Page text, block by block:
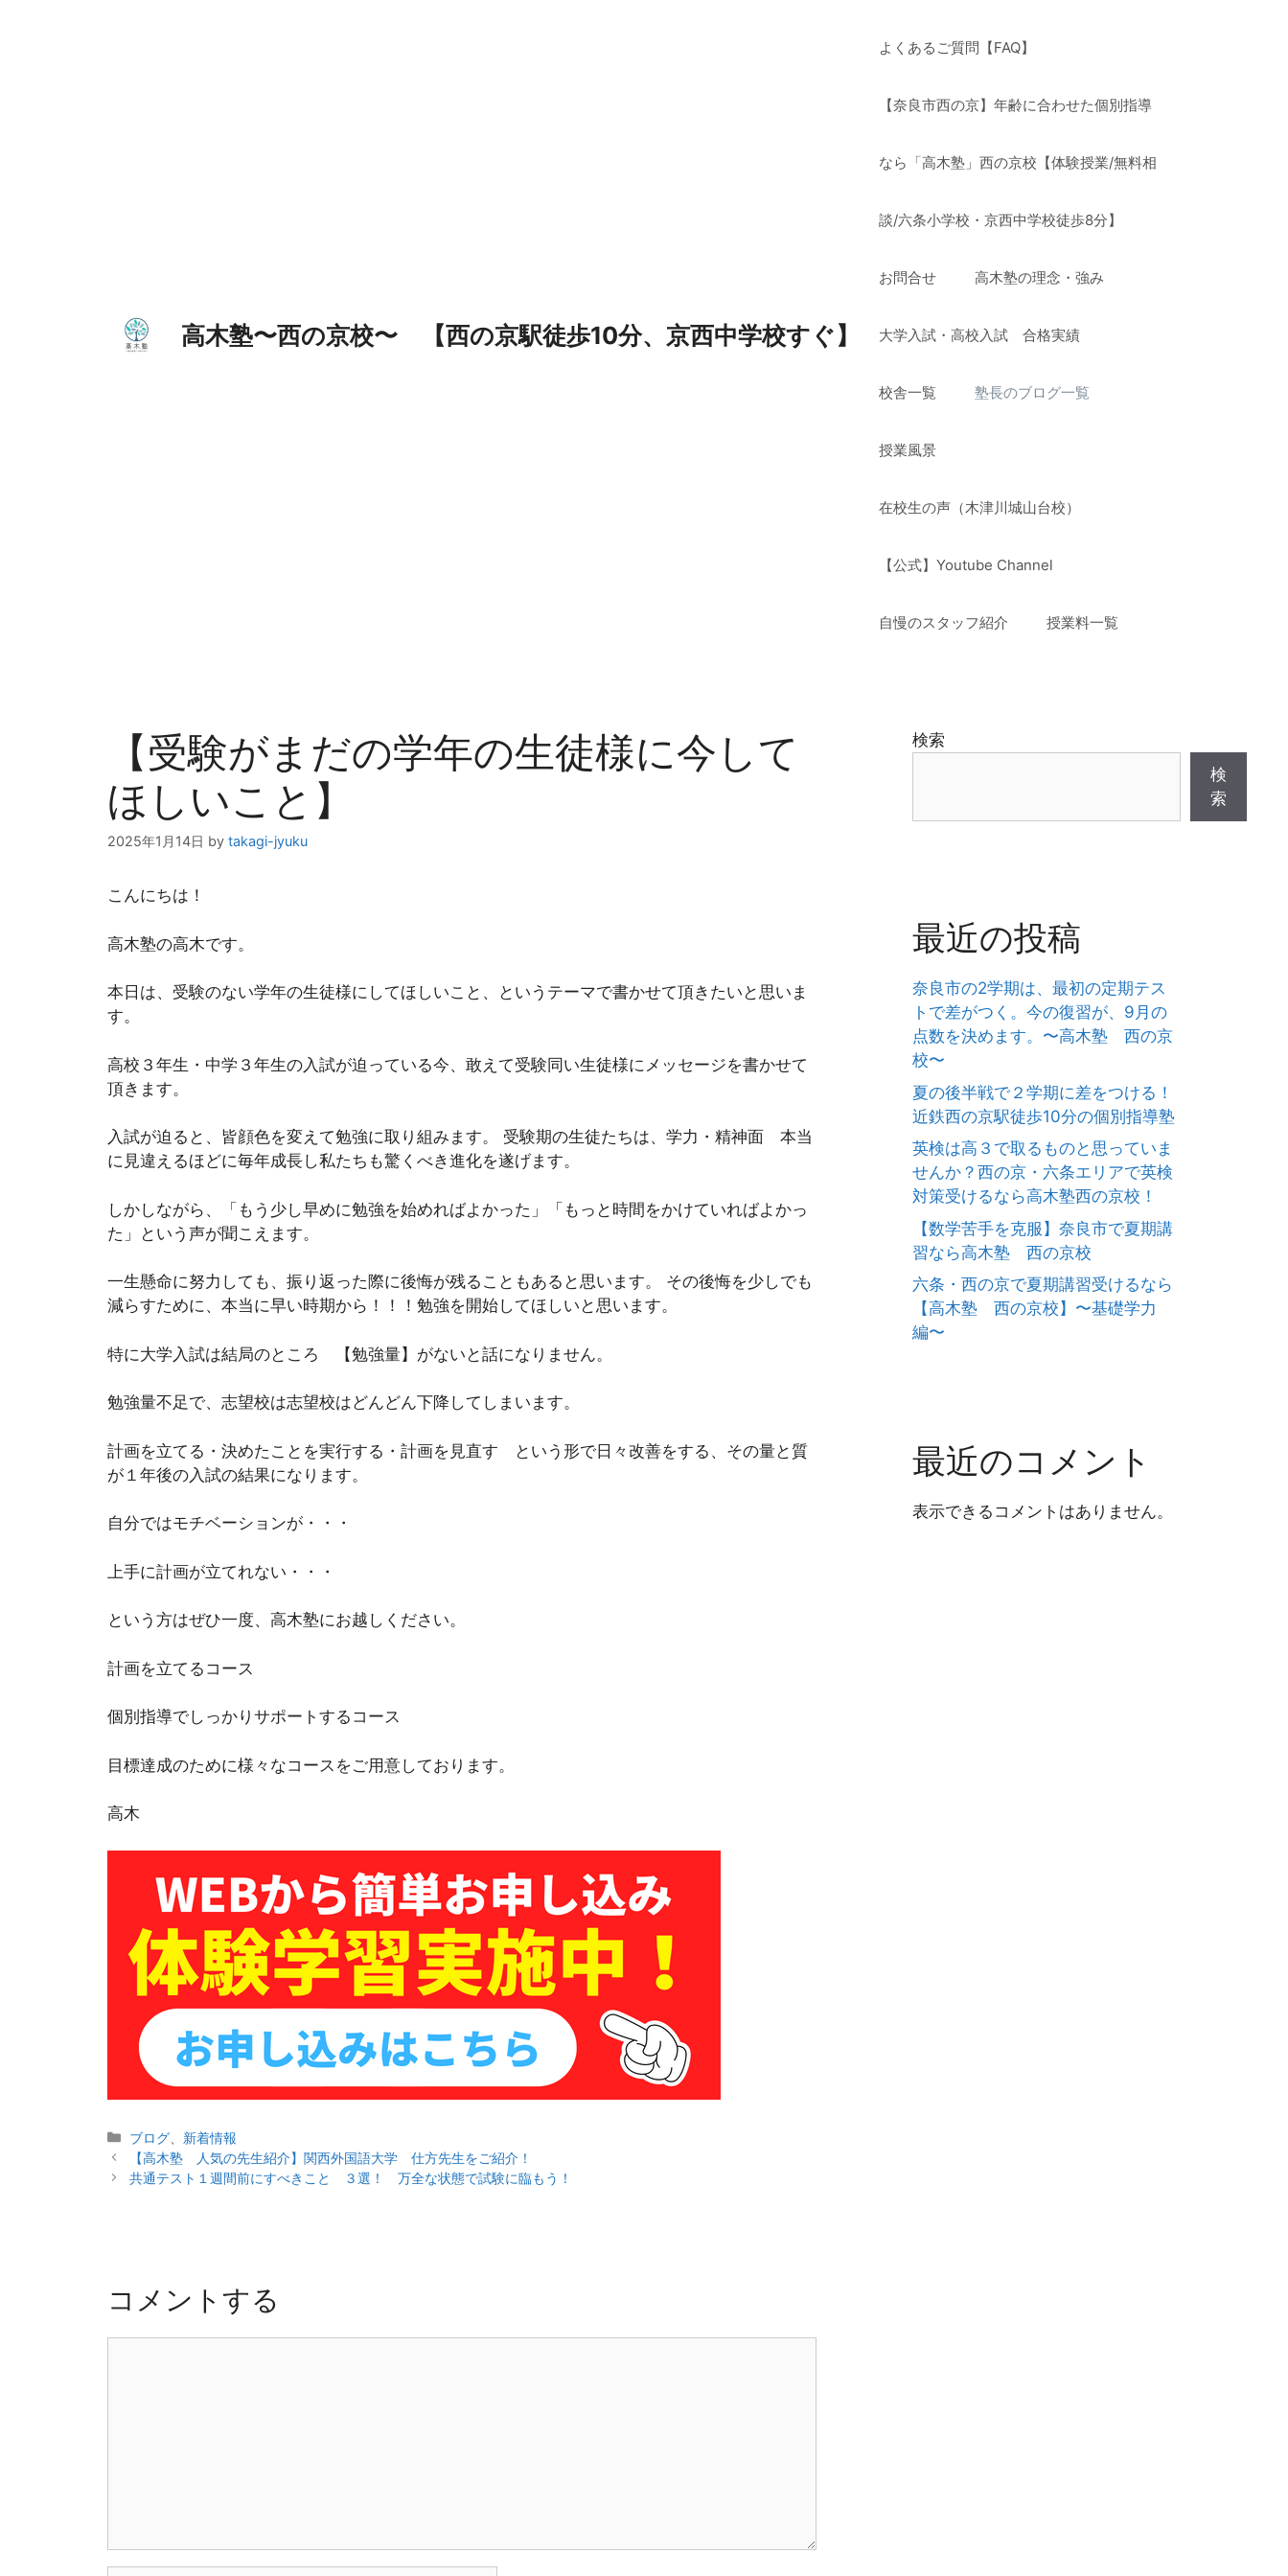
高木塾〜西の京校〜 【西の京駅徒歩10分、京西中学校すぐ】
よくあるご質問【FAQ】
【奈良市西の京】年齢に合わせた個別指導
なら「高木塾」西の京校【体験授業/無料相
談/六条小学校・京西中学校徒歩8分】
お問合せ 高木塾の理念・強み
大学入試・高校入試 合格実績
校舎一覧 塾長のブログ一覧
授業風景
在校生の声（木津川城山台校）
【公式】Youtube Channel
自慢のスタッフ紹介 授業料一覧
【受験がまだの学年の生徒様に今して
ほしいこと】
2025年1月14日 by takagi-jyuku
こんにちは！
高木塾の高木です。
本日は、受験のない学年の生徒様にしてほしいこと、というテーマで書かせて頂きたいと思いま
す。
高校３年生・中学３年生の入試が迫っている今、敢えて受験同い生徒様にメッセージを書かせて
頂きます。
入試が迫ると、皆顔色を変えて勉強に取り組みます。 受験期の生徒たちは、学力・精神面 本当
に見違えるほどに毎年成長し私たちも驚くべき進化を遂げます。
しかしながら、「もう少し早めに勉強を始めればよかった」「もっと時間をかけていればよかっ
た」という声が聞こえます。
一生懸命に努力しても、振り返った際に後悔が残ることもあると思います。 その後悔を少しでも
減らすために、本当に早い時期から！！！勉強を開始してほしいと思います。
特に大学入試は結局のところ 【勉強量】がないと話になりません。
勉強量不足で、志望校は志望校はどんどん下降してしまいます。
計画を立てる・決めたことを実行する・計画を見直す という形で日々改善をする、その量と質
が１年後の入試の結果になります。
自分ではモチベーションが・・・
上手に計画が立てれない・・・
という方はぜひ一度、高木塾にお越しください。
計画を立てるコース
個別指導でしっかりサポートするコース
目標達成のために様々なコースをご用意しております。
高木
カ
テ
ゴ
ブログ
新着情報
投
稿
ョ
【高木塾 人気の先生紹介】関西外国語大学 仕方先生をご紹介！
共通テスト１週間前にすべきこと ３選！ 万全な状態で試験に臨もう！
コメントする
検索
検
索
最近の投稿
奈良市の2学期は、最初の定期テス
トで差がつく。今の復習が、9月の
点数を決めます。〜高木塾 西の京
校〜
夏の後半戦で２学期に差をつける！
近鉄西の京駅徒歩10分の個別指導塾
英検は高３で取るものと思っていま
せんか？西の京・六条エリアで英検
対策受けるなら高木塾西の京校！
【数学苦手を克服】奈良市で夏期講
習なら高木塾 西の京校
六条・西の京で夏期講習受けるなら
【高木塾 西の京校】〜基礎学力
編〜
最近のコメント
表示できるコメントはありません。